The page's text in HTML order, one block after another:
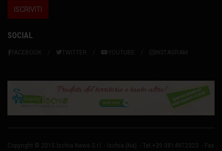
SOCIAL
FACEBOOK TWITTER YOUTUBE INSTAGRAM
Copyright © 2015 Ischia News S.r.l. - Ischia (Na) - Tel.+39 0814972323 - Fax